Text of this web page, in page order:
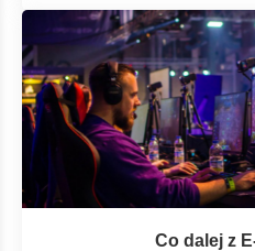
Co dalej z